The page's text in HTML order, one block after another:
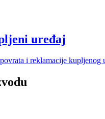
uređaj
i reklamacije kupljenog